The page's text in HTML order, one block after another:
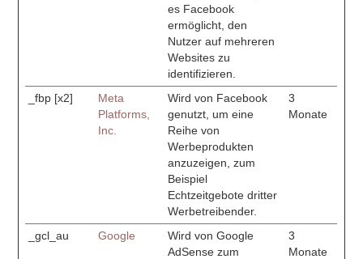
es Facebook
ermöglicht, den
Nutzer auf mehreren
Websites zu
identifizieren.
_fbp [x2]
Meta
Platforms,
Inc.
Wird von Facebook
genutzt, um eine
Reihe von
Werbeprodukten
anzuzeigen, zum
Beispiel
Echtzeitgebote dritter
Werbetreibender.
3
Monate
_gcl_au Google
Wird von Google
AdSense zum
3
Monate